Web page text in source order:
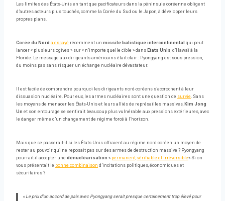
Les limites des États-Unis en tant que pacificateurs dans la péninsule coréenne obligent
d’autres acteurs plus touchés, comme la Corée du Sud ou le Japon, à développer leurs
propres plans.
Corée du Nord a essayé récemment un missile balistique intercontinental qui peut
lancer « plusieurs ogives » sur « n’importe quelle cible » dans États Unis, d’Hawaï à la
Floride. Le message aux dirigeants américains était clair : Pyongyang est sous pression,
du moins pas sans risquer un échange nucléaire dévastateur.
Il est facile de comprendre pourquoi les dirigeants nord-coréens s’accrochent à leur
dissuasion nucléaire. Pour eux, les armes nucléaires sont une question de survie. Sans
les moyens de menacer les États-Unis et leurs alliés de représailles massives, Kim Jong
Un et son entourage se sentirait beaucoup plus vulnérable aux pressions extérieures, avec
le danger même d’un changement de régime forcé à l’horizon.
Mais que se passerait-il si les États-Unis offraient au régime nord-coréen un moyen de
rester au pouvoir qui ne reposait pas sur des armes de destruction massive ? Pyongyang
pourrait-il accepter une dénucléarisation « permanent, vérifiable et irréversible« Si on
vous présentait le bonne combinaison d’incitations politiques, économiques et
sécuritaires ?
« Le prix d’un accord de paix avec Pyongyang serait presque certainement trop élevé pour